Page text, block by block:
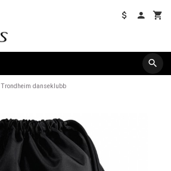
Trondheim danseklubb